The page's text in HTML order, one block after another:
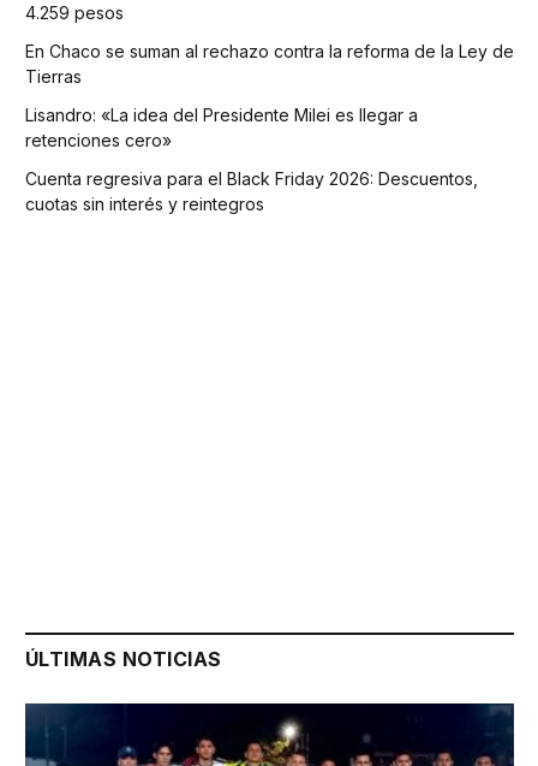
4.259 pesos
En Chaco se suman al rechazo contra la reforma de la Ley de
Tierras
Lisandro: «La idea del Presidente Milei es llegar a
retenciones cero»
Cuenta regresiva para el Black Friday 2026: Descuentos,
cuotas sin interés y reintegros
ÚLTIMAS NOTICIAS